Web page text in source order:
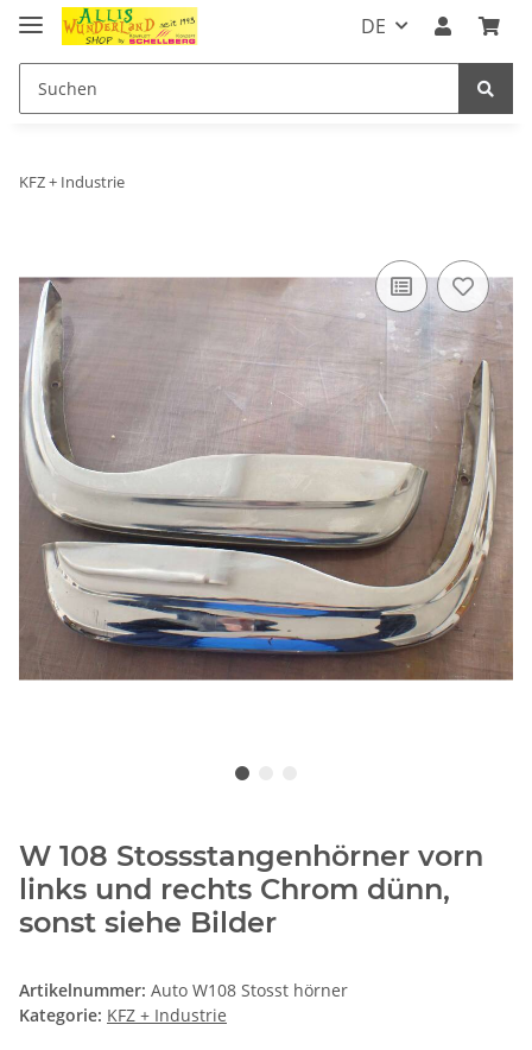
DE
KFZ + Industrie
W 108 Stossstangenhörner vorn
links und rechts Chrom dünn,
sonst siehe Bilder
Artikelnummer: Auto W108 Stosst hörner
Kategorie: KFZ + Industrie